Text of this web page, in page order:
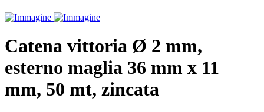
Catena vittoria Ø 2 mm,
esterno maglia 36 mm x 11
mm, 50 mt, zincata